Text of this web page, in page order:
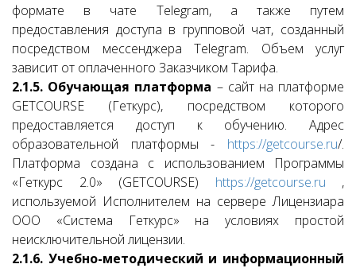
формате в чате Telegram, а также путем
предоставления доступа в групповой чат, созданный
посредством мессенджера Telegram. Объем услуг
зависит от оплаченного Заказчиком Тарифа.
2.1.5. Обучающая платформа – сайт на платформе
GETCOURSE (Геткурс), посредством которого
предоставляется доступ к обучению. Адрес
образовательной платформы - https://getcourse.ru/.
Платформа создана с использованием Программы
«Геткурс 2.0» (GETCOURSE) https://getcourse.ru ,
используемой Исполнителем на сервере Лицензиара
ООО «Система Геткурс» на условиях простой
неисключительной лицензии.
2.1.6. Учебно-методический и информационный